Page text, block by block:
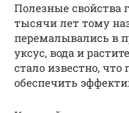
Полезные
тысячи лет тому
перемалывались в
уксус, вода и
стало известно,
обеспечить